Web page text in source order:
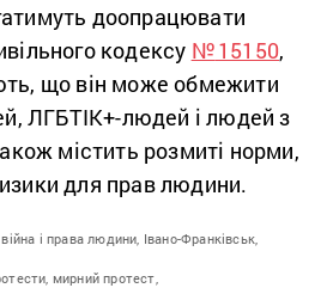
доопрацювати
кодексу №15150,
що він може обмежити
ЛГБТІК+-людей і людей з
містить розмиті норми,
для прав людини.
війна і права людини, Івано-Франківськ,
мирний протест,